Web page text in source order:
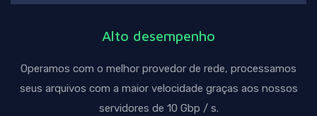
Alto desempenho
Operamos com o melhor provedor de rede, processamos
seus arquivos com a maior velocidade graças aos nossos
servidores de 10 Gbp / s.